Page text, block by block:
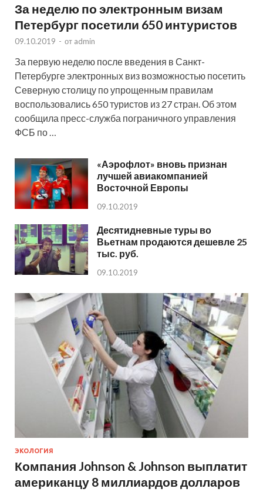
За неделю по электронным визам
Петербург посетили 650 интуристов
09.10.2019 - от admin
За первую неделю после введения в Санкт-
Петербурге электронных виз возможностью посетить
Северную столицу по упрощенным правилам
воспользовались 650 туристов из 27 стран. Об этом
сообщила пресс-служба пограничного управления
ФСБ по …
«Аэрофлот» вновь признан
лучшей авиакомпанией
Восточной Европы
09.10.2019
Десятидневные туры во
Вьетнам продаются дешевле 25
тыс. руб.
09.10.2019
ЭКОЛОГИЯ
Компания Johnson & Johnson выплатит
американцу 8 миллиардов долларов